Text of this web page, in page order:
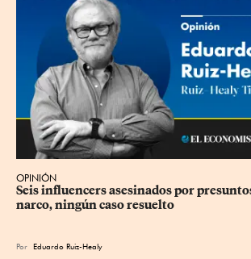
OPINIÓN
Seis influencers asesinados por
narco, ningún caso resuelto
Por Eduardo Ruiz-Healy